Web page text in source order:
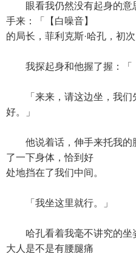
眼看我仍然没有起身的意
手来：「【白噪音】
的局长，菲利克斯·哈孔，初次
我探起身和他握了握：「
「来来，请这边坐，我们
好。」
他说着话，伸手来托我的
了一下身体，恰到好
处地挡在了我们中间。
「我坐这里就行。」
哈孔看着我毫不讲究的坐
大人是不是有腰腿痛